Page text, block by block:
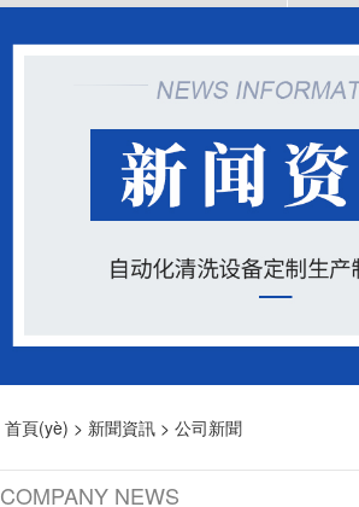
首頁(yè) > 新聞資訊 > 公司新聞
COMPANY NEWS